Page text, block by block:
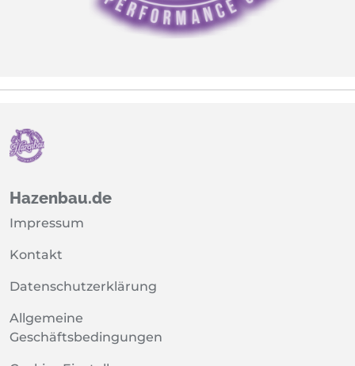
Hazenbau.de
Impressum
Kontakt
Datenschutzerklärung
Allgemeine
Geschäftsbedingungen